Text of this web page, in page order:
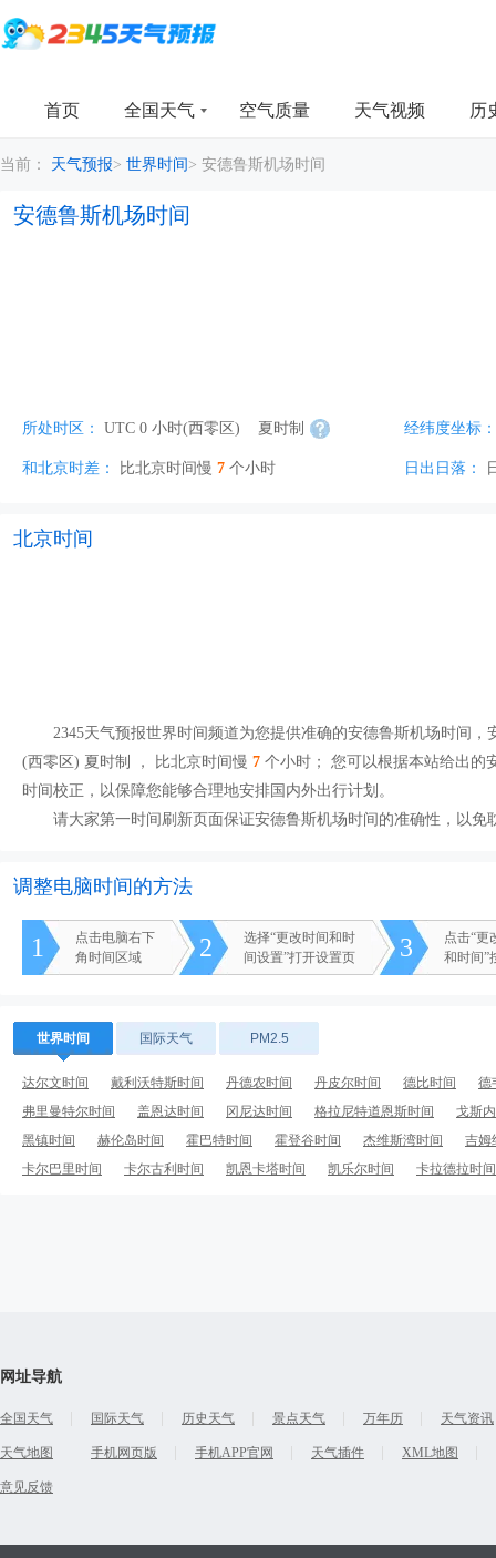
首页 全国天气 空气质量 天气视频 历
当前： 天气预报> 世界时间 > 安德鲁斯机场时间
安德鲁斯机场时间
所处时区： UTC 0 小时(西零区) 夏时制 经纬度坐标：
和北京时差： 比北京时间慢 7 个小时 日出日落：
北京时间
2345天气预报世界时间频道为您提供准确的安德鲁斯机场时间，
(西零区) 夏时制 ， 比北京时间慢 7 个小时； 您可以根据本站给出的
时间校正，以保障您能够合理地安排国内外出行计划。
请大家第一时间刷新页面保证安德鲁斯机场时间的准确性，以免
调整电脑时间的方法
1
点击电脑右下
角时间区域
2
选择“更改时间和时
间设置”打开设置页
3
点击“更
和时间”
世界时间 国际天气 PM2.5
达尔文时间 戴利沃特斯时间 丹德农时间 丹皮尔时间 德比时间
德
弗里曼特尔时间
盖恩达时间 冈尼达时间 格拉尼特道恩斯时间
戈斯
黑镇时间
赫伦岛时间 霍巴特时间 霍登谷时间 杰维斯湾时间
吉姆
卡尔巴里时间
卡尔古利时间 凯恩卡塔时间 凯乐尔时间 卡拉德拉时间
网址导航
全国天气 国际天气 历史天气 景点天气 万年历 天气资讯
天气地图 手机网页版 手机APP官网 天气插件 XML地图
意见反馈